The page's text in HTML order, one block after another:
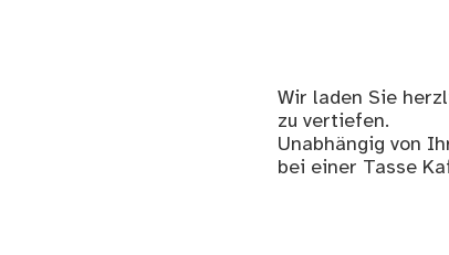
Wir laden Sie
zu vertiefen.
Unabhängig von
bei einer Tasse